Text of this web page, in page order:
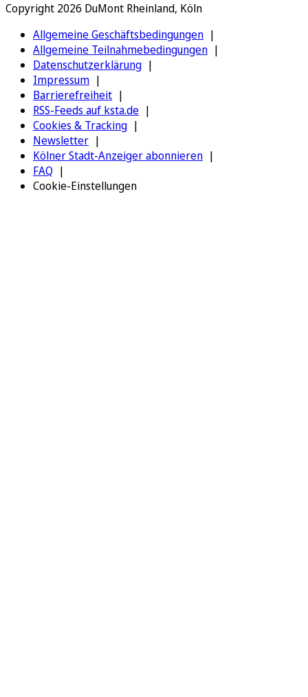
Copyright 2026 DuMont Rheinland, Köln
Allgemeine Geschäftsbedingungen
Allgemeine Teilnahmebedingungen
Datenschutzerklärung
Impressum
Barrierefreiheit
RSS-Feeds auf ksta.de
Cookies & Tracking
Newsletter
Kölner Stadt-Anzeiger abonnieren
FAQ
Cookie-Einstellungen